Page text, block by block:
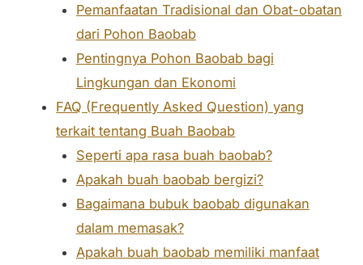
Pemanfaatan Tradisional dan Obat-obatan
dari Pohon Baobab
Pentingnya Pohon Baobab bagi
Lingkungan dan Ekonomi
FAQ (Frequently Asked Question) yang
terkait tentang Buah Baobab
Seperti apa rasa buah baobab?
Apakah buah baobab bergizi?
Bagaimana bubuk baobab digunakan
dalam memasak?
Apakah buah baobab memiliki manfaat